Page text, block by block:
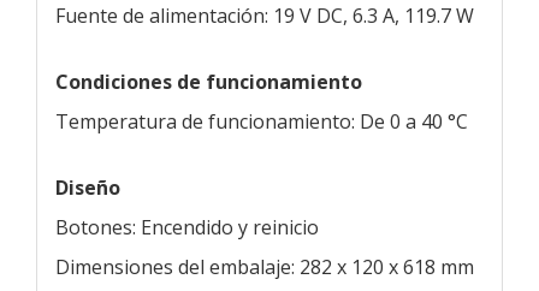
Fuente de alimentación: 19 V DC, 6.3 A, 119.7 W
Condiciones de funcionamiento
Temperatura de funcionamiento: De 0 a 40 °C
Diseño
Botones: Encendido y reinicio
Dimensiones del embalaje: 282 x 120 x 618 mm